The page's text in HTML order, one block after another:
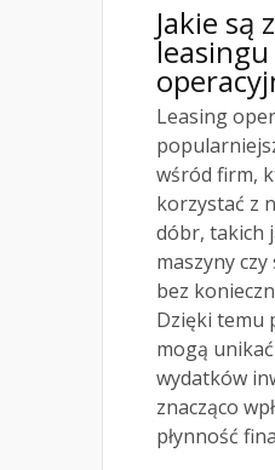
Jakie są
leasingu
Leasing
wśród firm,
korzystać z
dóbr, takich
maszyny
bez
Dzięki temu
mogą
wydatków
znacząco
płynność